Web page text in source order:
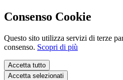
Consenso Cookie
Questo sito utilizza servizi di terze
consenso. Scopri di più
Accetta tutto
Accetta selezionati